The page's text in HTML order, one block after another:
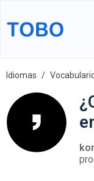
Idiomas